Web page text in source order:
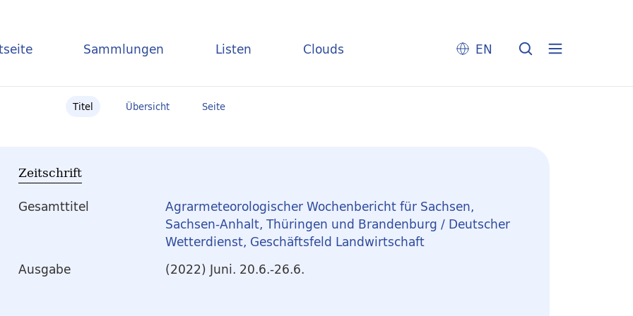
Sammlungen Listen Clouds EN
Titel Übersicht Seite
Zeitschrift
Gesamttitel
Agrarmeteorologischer Wochenbericht für Sachsen,
Sachsen-Anhalt, Thüringen und Brandenburg / Deutscher
Wetterdienst, Geschäftsfeld Landwirtschaft
Ausgabe
(2022) Juni. 20.6.-26.6.